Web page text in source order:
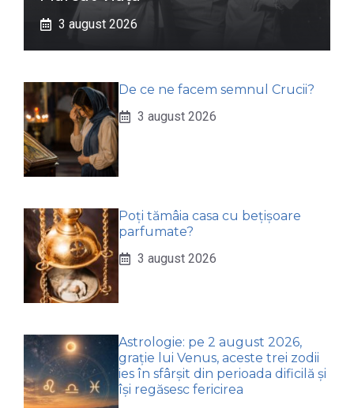
3 august 2026
De ce ne facem semnul Crucii?
3 august 2026
Poți tămâia casa cu bețișoare
parfumate?
3 august 2026
Astrologie: pe 2 august 2026,
grație lui Venus, aceste trei zodii
ies în sfârșit din perioada dificilă și
își regăsesc fericirea